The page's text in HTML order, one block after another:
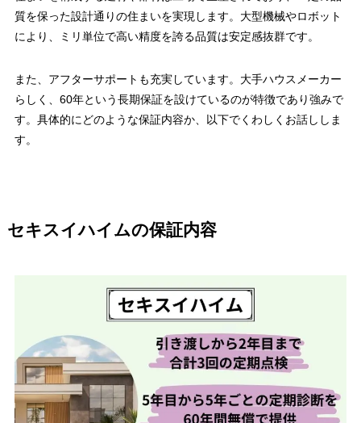
質を保った設計通りの住まいを実現します。大型機械やロボット
により、ミリ単位で高い精度を誇る品質は安定感抜群です。
また、アフターサポートも充実しています。大手ハウスメーカー
らしく、60年という長期保証を設けているのが特徴であり強みで
す。具体的にどのような保証内容か、以下でくわしくお話ししま
す。
セキスイハイムの保証内容